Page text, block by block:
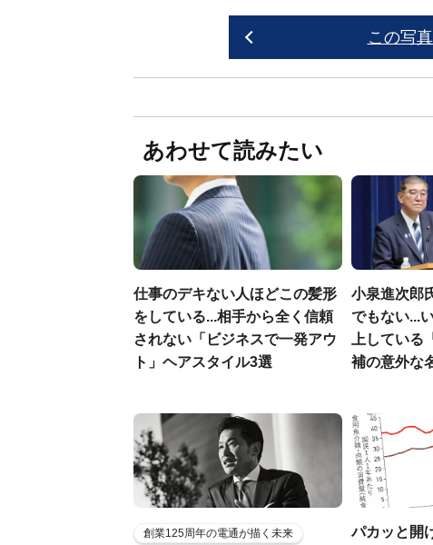
この写
あわせて読みたい
仕事のデキない人ほどこの髪形
をしている...相手から全く信頼
されない「ビジネスで一発アウ
ト」ヘアスタイル3選
小泉進次郎
でもない...
上している
補の意外な
創業125周年の電通が描く未来
パカッと開